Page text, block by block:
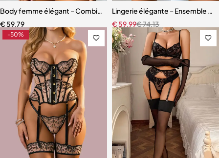
Body femme élégant – Combinaison avec empiècements en maille
€ 59,79
Lingerie élégante – Ensemble
€74,13
€ 59,99
-50%